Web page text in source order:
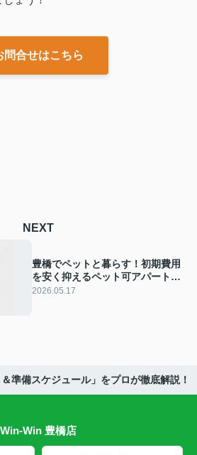
問合せはこちら
NEXT
豊橋でペットと暮らす！初期費用
を安く抑えるペット可アパートの
選び方と審査のコツ
2026.05.17
準備スケジュール」をプロが徹底解説！
Win-Win 豊橋店